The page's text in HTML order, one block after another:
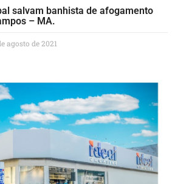
salvam banhista de afogamento
– MA.
agosto de 2021